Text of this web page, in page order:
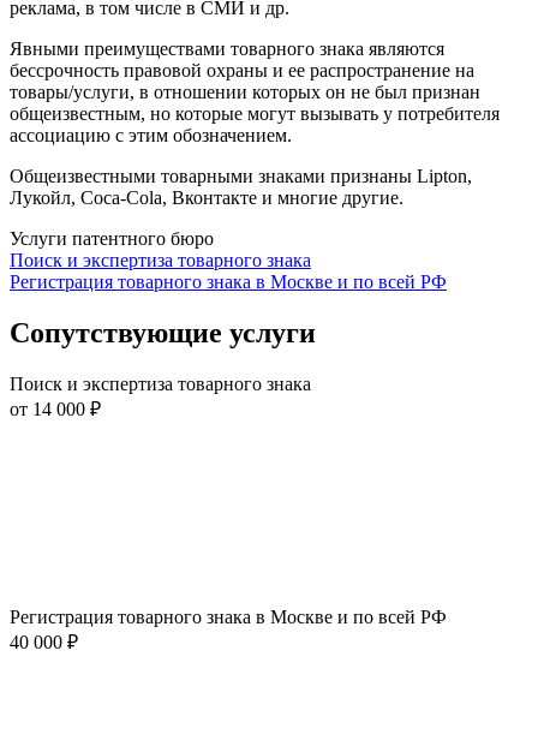
реклама, в том числе в СМИ и др.
Явными преимуществами товарного знака являются
бессрочность правовой охраны и ее распространение на
товары/услуги, в отношении которых он не был признан
общеизвестным, но которые могут вызывать у потребителя
ассоциацию с этим обозначением.
Общеизвестными товарными знаками признаны Lipton,
Лукойл, Coca-Cola, Вконтакте и многие другие.
Услуги патентного бюро
Поиск и экспертиза товарного знака
Регистрация товарного знака в Москве и по всей РФ
Сопутствующие услуги
Поиск и экспертиза товарного знака
от 14 000 ₽
Регистрация товарного знака в Москве и по всей РФ
40 000 ₽